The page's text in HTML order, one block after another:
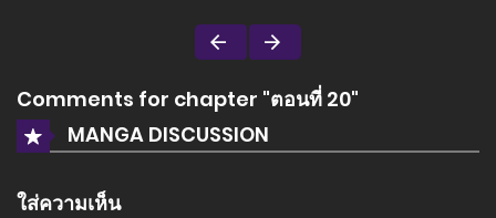
Comments for chapter "ตอนที่ 20"
MANGA DISCUSSION
ใส่ความเห็น